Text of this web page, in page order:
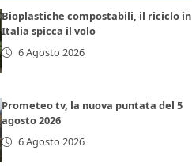
Bioplastiche compostabili, il riciclo in
Italia spicca il volo
6 Agosto 2026
Prometeo tv, la nuova puntata del 5
agosto 2026
6 Agosto 2026